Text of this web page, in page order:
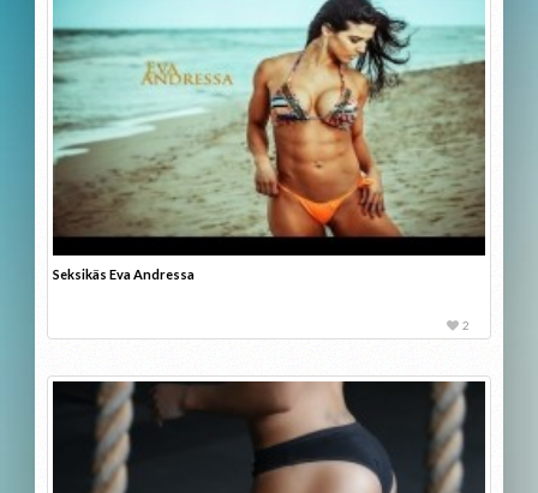
Seksikäs Eva Andressa
2